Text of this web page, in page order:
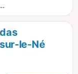
le-Né